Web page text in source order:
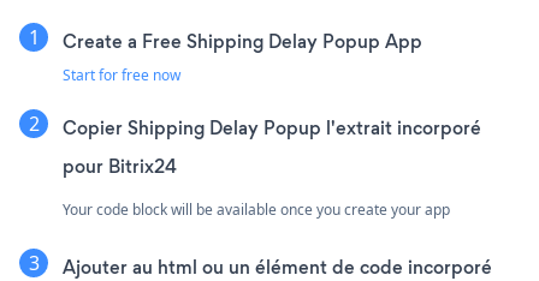
Create a Free Shipping Delay Popup App
Start for free now
Copier Shipping Delay Popup l'extrait incorporé
pour Bitrix24
Your code block will be available once you create your app
Ajouter au html ou un élément de code incorporé